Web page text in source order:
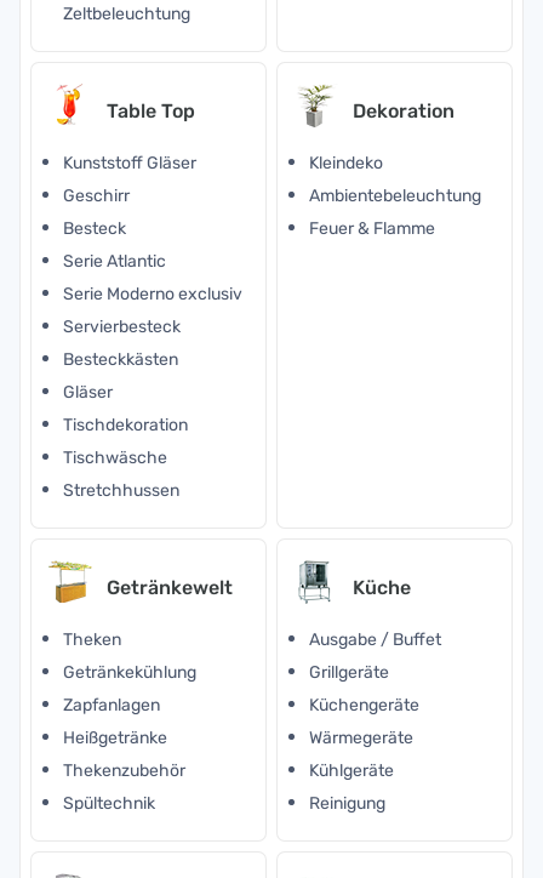
Zeltbeleuchtung
Table Top
Kunststoff Gläser
Geschirr
Besteck
Serie Atlantic
Serie Moderno exclusiv
Servierbesteck
Besteckkästen
Gläser
Tischdekoration
Tischwäsche
Stretchhussen
Dekoration
Kleindeko
Ambientebeleuchtung
Feuer & Flamme
Getränkewelt
Theken
Getränkekühlung
Zapfanlagen
Heißgetränke
Thekenzubehör
Spültechnik
Küche
Ausgabe / Buffet
Grillgeräte
Küchengeräte
Wärmegeräte
Kühlgeräte
Reinigung